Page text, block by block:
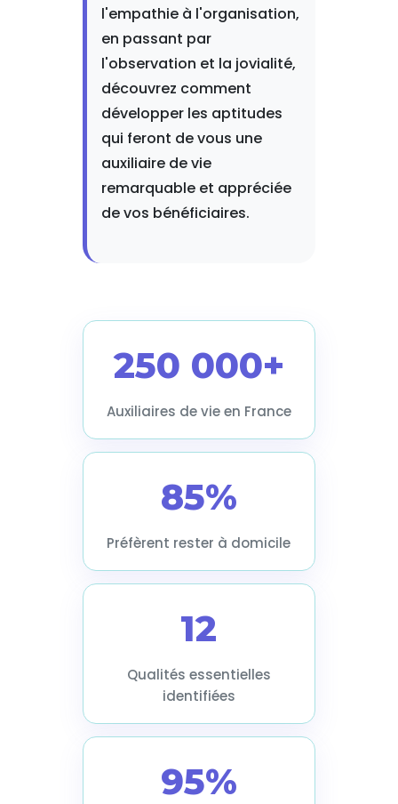
l'empathie à l'organisation,
en passant par
l'observation et la jovialité,
découvrez comment
développer les aptitudes
qui feront de vous une
auxiliaire de vie
remarquable et appréciée
de vos bénéficiaires.
250 000+
Auxiliaires de vie en France
85%
Préfèrent rester à domicile
12
Qualités essentielles
identifiées
95%